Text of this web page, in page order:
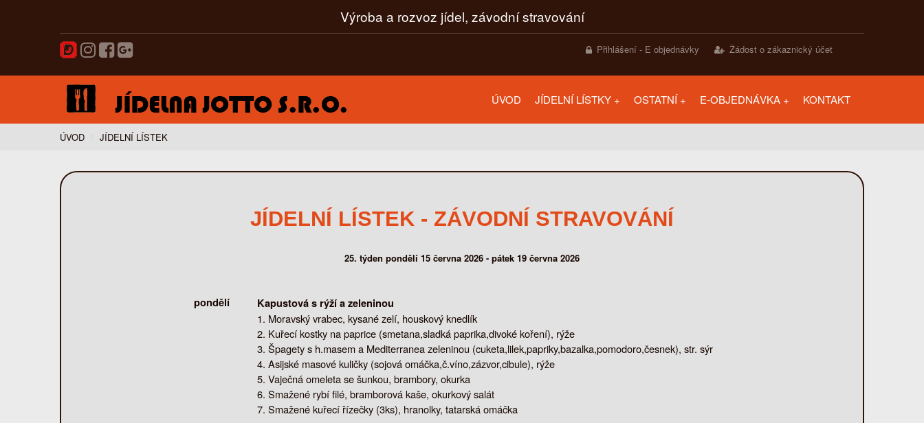
Výroba a rozvoz jídel, závodní stravování
Přihlášení - E objednávky Žádost o zákaznický účet
ÚVOD JÍDELNÍ LÍSTKY OSTATNÍ E-OBJEDNÁVKA KONTAKT
ÚVOD JÍDELNÍ LÍSTEK
JÍDELNÍ LÍSTEK - ZÁVODNÍ STRAVOVÁNÍ
25. týden pondělí 15 června 2026 - pátek 19 června 2026
pondělí
Kapustová s rýží a zeleninou
Moravský vrabec, kysané zelí, houskový knedlík
Kuřecí kostky na paprice (smetana,sladká paprika,divoké koření), rýže
Špagety s h.masem a Mediterranea zeleninou (cuketa,lilek,papriky,bazalka,pomodoro,česnek), str. sýr
Asijské masové kuličky (sojová omáčka,č.víno,zázvor,cibule), rýže
Vaječná omeleta se šunkou, brambory, okurka
Smažené rybí filé, bramborová kaše, okurkový salát
Smažené kuřecí řízečky (3ks), hranolky, tatarská omáčka